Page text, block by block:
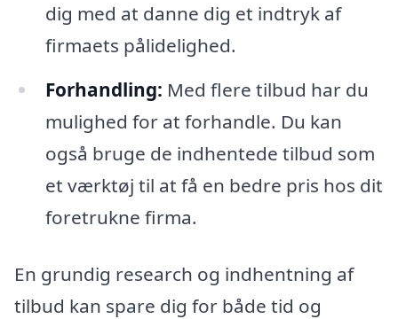
dig med at danne dig et indtryk af
firmaets pålidelighed.
Forhandling: Med flere tilbud har du
mulighed for at forhandle. Du kan
også bruge de indhentede tilbud som
et værktøj til at få en bedre pris hos dit
foretrukne firma.
En grundig research og indhentning af
tilbud kan spare dig for både tid og